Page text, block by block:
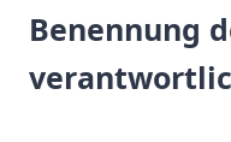
Benennung